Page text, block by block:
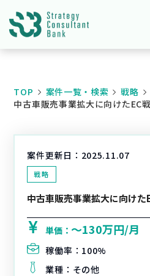
TOP 案件一覧・検索 戦略
中古車販売事業拡大に向けたEC
案件更新日： 2025.11.07
戦略
中古車販売事業拡大に向けた
単価：〜130万円/月
稼働率： 100%
業種： その他